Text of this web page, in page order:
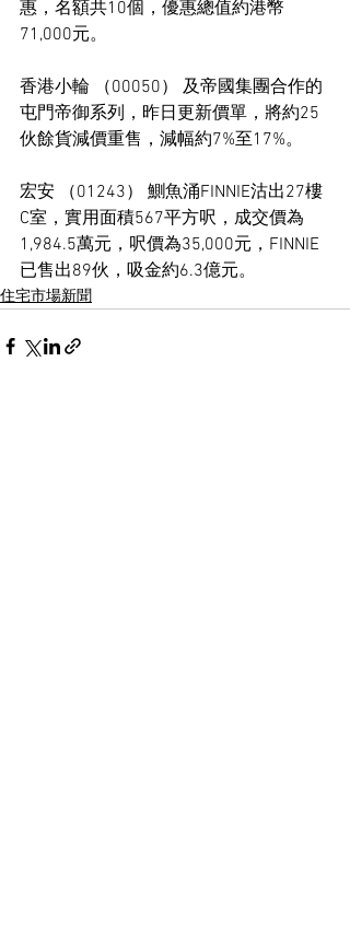
惠，名額共10個，優惠總值約港幣
71,000元。
香港小輪 （00050） 及帝國集團合作的
屯門帝御系列，昨日更新價單，將約25
伙餘貨減價重售，減幅約7%至17%。
宏安 （01243） 鰂魚涌FINNIE沽出27樓
C室，實用面積567平方呎，成交價為
1,984.5萬元，呎價為35,000元，FINNIE
已售出89伙，吸金約6.3億元。
住宅市場新聞